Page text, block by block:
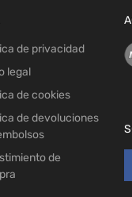
de privacidad
legal
de cookies
de devoluciones
de